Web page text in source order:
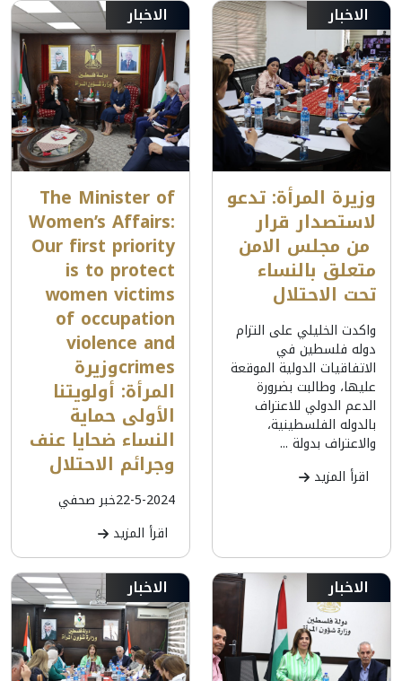
الاخبار
وزيرة المرأة: تدعو
لاستصدار قرار
من مجلس الامن
متعلق بالنساء
تحت الاحتلال
واكدت الخليلي على التزام
دوله فلسطين في
الاتفاقيات الدولية الموقعة
عليها، وطالبت بضرورة
الدعم الدولي للاعتراف
بالدوله الفلسطينية،
والاعتراف بدولة ...
اقرأ المزيد
الاخبار
The Minister of
Women’s Affairs:
Our first priority
is to protect
women victims
of occupation
violence and
crimesوزيرة
المرأة: أولويتنا
الأولى حماية
النساء ضحايا عنف
وجرائم الاحتلال
22-5-2024خبر صحفي
اقرأ المزيد
الاخبار الاخبار